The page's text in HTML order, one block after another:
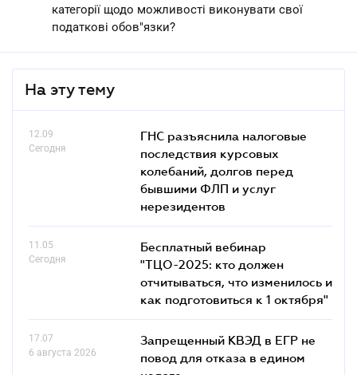
категорії щодо можливості виконувати свої
податкові обов"язки?
На эту тему
12.09
Сегодня
ГНС разъяснила налоговые
последствия курсовых
колебаний, долгов перед
бывшими ФЛП и услуг
нерезидентов
11.05
Сегодня
Бесплатный вебинар
"ТЦО-2025: кто должен
отчитываться, что изменилось и
как подготовиться к 1 октября"
17.07
6 августа 2026
Запрещенный КВЭД в ЕГР не
повод для отказа в едином